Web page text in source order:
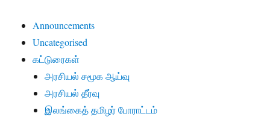
Announcements
Uncategorised
கட்டுரைகள்
அரசியல் சமூக ஆய்வு
அரசியல் தீர்வு
இலங்கைத் தமிழர் போராட்டம்